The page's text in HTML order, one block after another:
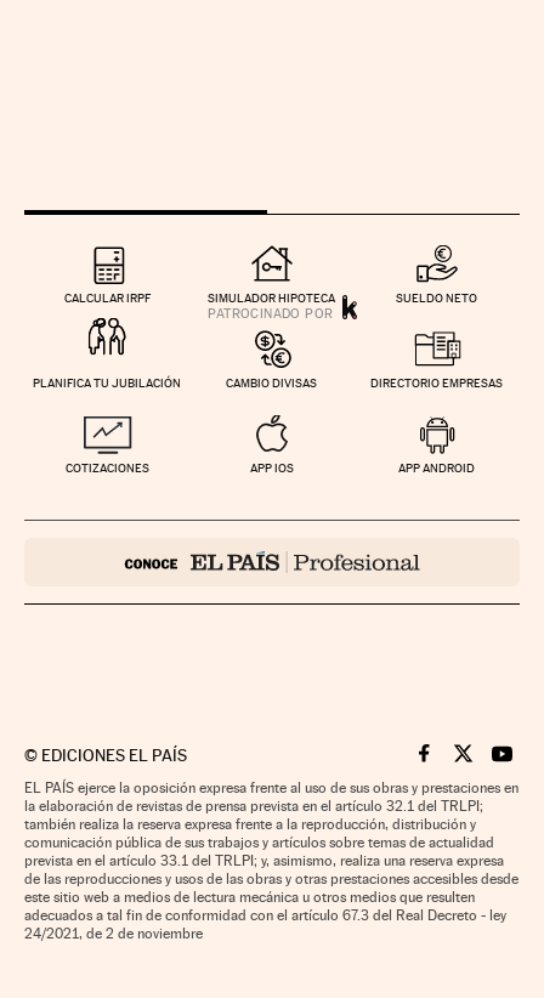
CALCULAR IRPF SIMULADOR HIPOTECA SUELDO NETO
PLANIFICA TU JUBILACIÓN CAMBIO DIVISAS DIRECTORIO EMPRESAS
COTIZACIONES APP IOS APP ANDROID
© EDICIONES EL PAÍS Cinco Días en
Cinco Días
Cinco
EL PAÍS ejerce la oposición expresa frente al uso de sus obras y prestaciones en
la elaboración de revistas de prensa prevista en el artículo 32.1 del TRLPI;
también realiza la reserva expresa frente a la reproducción, distribución y
comunicación pública de sus trabajos y artículos sobre temas de actualidad
prevista en el artículo 33.1 del TRLPI; y, asimismo, realiza una reserva expresa
de las reproducciones y usos de las obras y otras prestaciones accesibles desde
este sitio web a medios de lectura mecánica u otros medios que resulten
adecuados a tal fin de conformidad con el artículo 67.3 del Real Decreto - ley
24/2021, de 2 de noviembre